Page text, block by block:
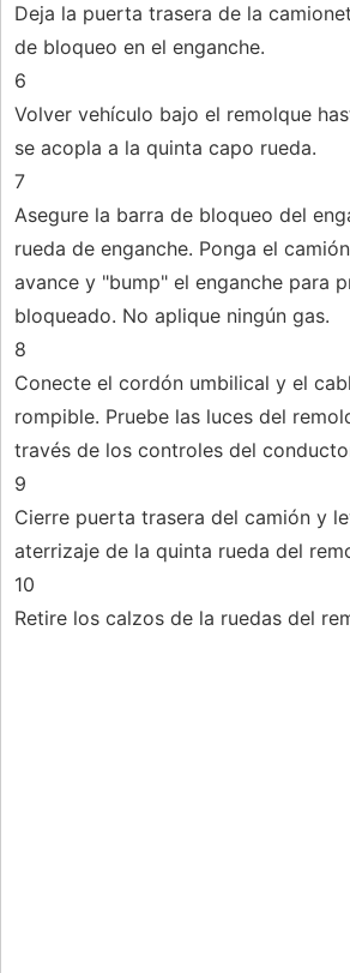
Deja la puerta trasera de la
de bloqueo en el enganche.
6
Volver vehículo bajo el remolque
se acopla a la quinta capo rueda.
7
Asegure la barra de bloqueo del
rueda de enganche. Ponga el
avance y "bump" el enganche para
bloqueado. No aplique ningún gas.
8
Conecte el cordón umbilical y el
rompible. Pruebe las luces del
través de los controles del
9
Cierre puerta trasera del camión y
aterrizaje de la quinta rueda del
10
Retire los calzos de la ruedas del